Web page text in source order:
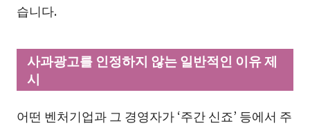
습니다.
사과광고를 인정하지 않는 일반적인 이유 제
시
어떤 벤처기업과 그 경영자가 ‘주간 신죠’ 등에서 주